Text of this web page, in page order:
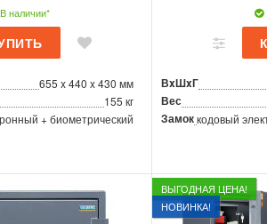
В наличии*
655 x 440 x 430 мм
155 кг
+ биометрический
ВxШxГ
Вес
Замоккодовый
ВЫГОДНАЯ ЦЕНА!
НОВИНКА!